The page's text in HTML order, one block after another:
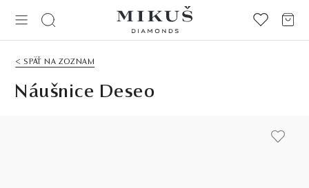
< SPÄŤ NA ZOZNAM
Náušnice Deseo